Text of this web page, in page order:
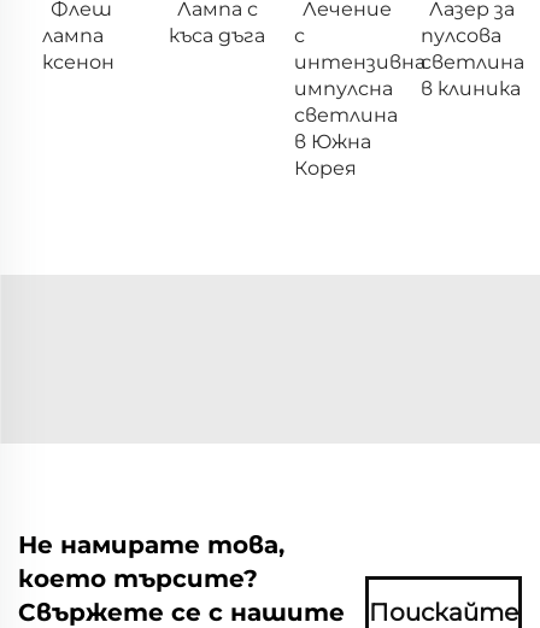
Флеш
лампа
ксенон
Лампа с
къса дъга
Лечение
с
интензивна
импулсна
светлина
в Южна
Корея
Лазер за
пулсова
светлина
в клиника
Не намирате това,
което търсите?
Свържете се с нашите
Поискайте